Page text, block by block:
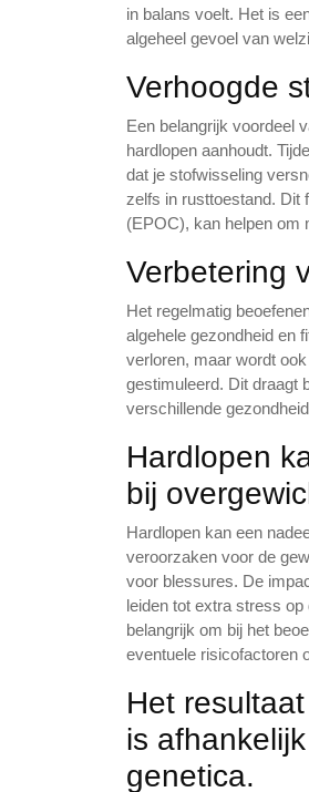
in balans voelt. Het is
algeheel gevoel van
Verhoogde
Een belangrijk voordeel
hardlopen aanhoudt.
dat je stofwisseling
zelfs in rusttoestand. Dit
(EPOC), kan helpen om
Verbetering
Het regelmatig
algehele gezondheid en
verloren, maar wordt
gestimuleerd. Dit draagt
verschillende
Hardlopen
bij
Hardlopen kan een
veroorzaken voor de
voor blessures. De
leiden tot extra stress
belangrijk om bij het
eventuele risicofactoren
Het
is
genetica.